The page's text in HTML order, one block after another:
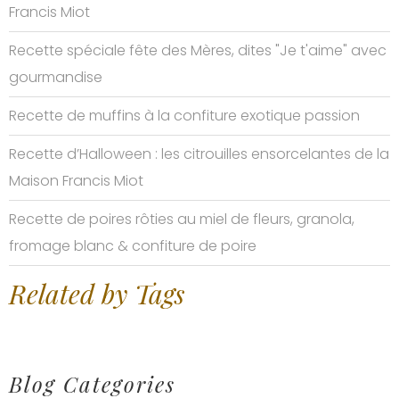
Francis Miot
Recette spéciale fête des Mères, dites "Je t'aime" avec
gourmandise
Recette de muffins à la confiture exotique passion
Recette d’Halloween : les citrouilles ensorcelantes de la
Maison Francis Miot
Recette de poires rôties au miel de fleurs, granola,
fromage blanc & confiture de poire
Related by Tags
Blog Categories